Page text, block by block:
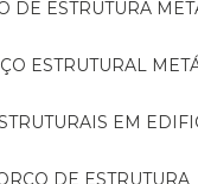
DE ESTRUTURA
ESTRUTURAL
EM
DE ESTRUTURA